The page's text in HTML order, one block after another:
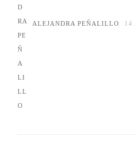
ALEJANDRA PEÑALILLO 14